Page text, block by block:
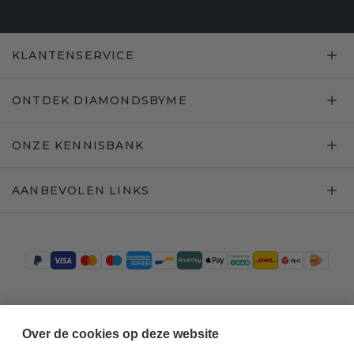
KLANTENSERVICE
ONTDEK DIAMONDSBYME
ONZE KENNISBANK
AANBEVOLEN LINKS
Over de cookies op deze website